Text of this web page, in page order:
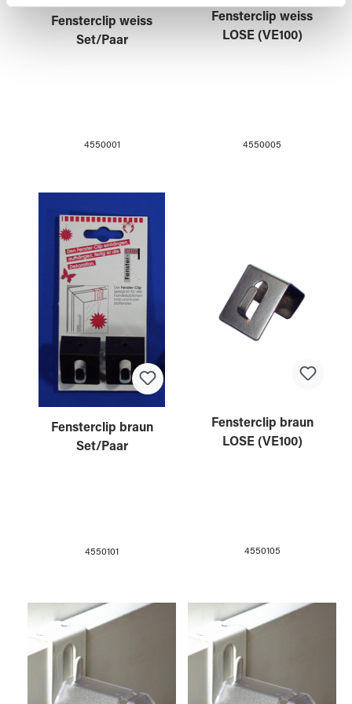
weiteren Daten zusammen, die Sie ihnen bereitgestellt
haben oder die sie im Rahmen Ihrer Nutzung der Dienste
Fensterclip weiss
Set/Paar
4550001
Fensterclip weiss
LOSE (VE100)
4550005
Fensterclip braun
Set/Paar
4550101
Fensterclip braun
LOSE (VE100)
4550105